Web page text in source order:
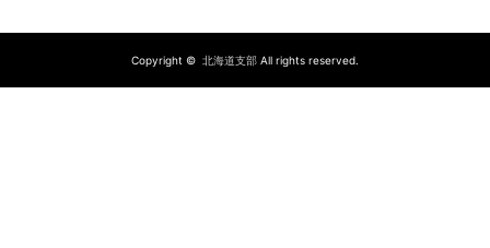
Copyright © 北海道支部 All rights reserved.